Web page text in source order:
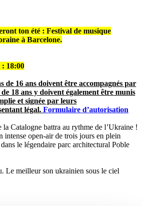
ton été : Festival de musique
à Barcelone.
: 18:00
de 16 ans doivent être accompagnés par
18 ans y doivent également être munis
et signée par leurs
légal. Formulaire d’autorisation
Catalogne battra au rythme de l’Ukraine !
intense open-air de trois jours en plein
le légendaire parc architectural Poble
Le meilleur son ukrainien sous le ciel